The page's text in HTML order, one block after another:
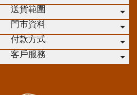
送貨範圍
門市資料
付款方式
客戶服務